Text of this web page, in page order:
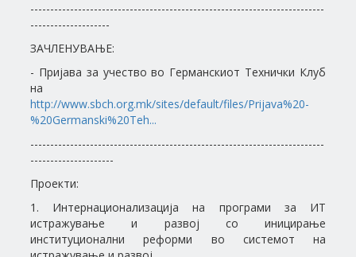
--------------------------------------------------------------------------
--------------------
ЗАЧЛЕНУВАЊЕ:
- Пријава за учество во Германскиот Технички Клуб
на
http://www.sbch.org.mk/sites/default/files/Prijava%20-
%20Germanski%20Teh...
--------------------------------------------------------------------------
---------------------
Проекти:
1. Интернационализација на програми за ИТ
истражување и развој со иницирање
институционални реформи во системот на